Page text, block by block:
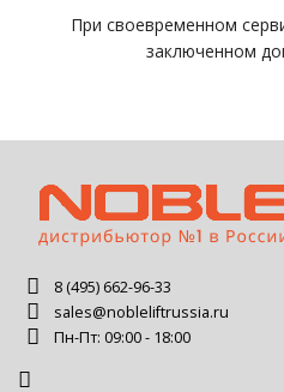
При своевременном
заключенном
8 (495) 662-96-33
sales@nobleliftrussia.ru
Пн-Пт: 09:00 - 18:00